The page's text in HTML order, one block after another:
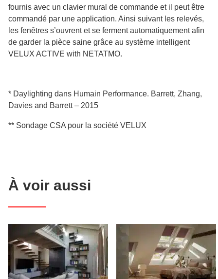
fournis avec un clavier mural de commande et il peut être
commandé par une application. Ainsi suivant les relevés,
les fenêtres s’ouvrent et se ferment automatiquement afin
de garder la pièce saine grâce au système intelligent
VELUX ACTIVE with NETATMO.
* Daylighting dans Humain Performance. Barrett, Zhang,
Davies and Barrett – 2015
** Sondage CSA pour la société VELUX
À voir aussi